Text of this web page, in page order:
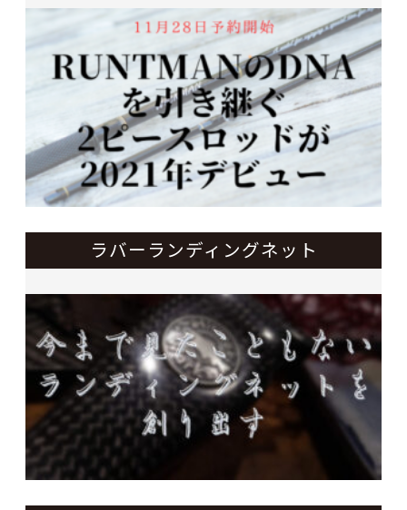
ラバーランディングネット